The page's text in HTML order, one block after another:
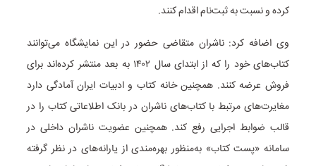
کرده و نسبت به ثبت‌نام اقدام کنند.
وی اضافه کرد: ناشران متقاضی حضور در این نمایشگاه می‌توانند
کتاب‌های خود را که از ابتدای سال ۱۴۰۲ به بعد منتشر کرده‌اند برای
فروش عرضه کنند. همچنین خانه کتاب و ادبیات ایران آمادگی دارد
مغایرت‌های مرتبط با کتاب‌های ناشران در بانک اطلاعاتی کتاب را در
قالب ضوابط اجرایی رفع کند. همچنین عضویت ناشران داخلی در
سامانه «پست کتاب» به‌منظور بهره‌مندی از یارانه‌های در نظر گرفته